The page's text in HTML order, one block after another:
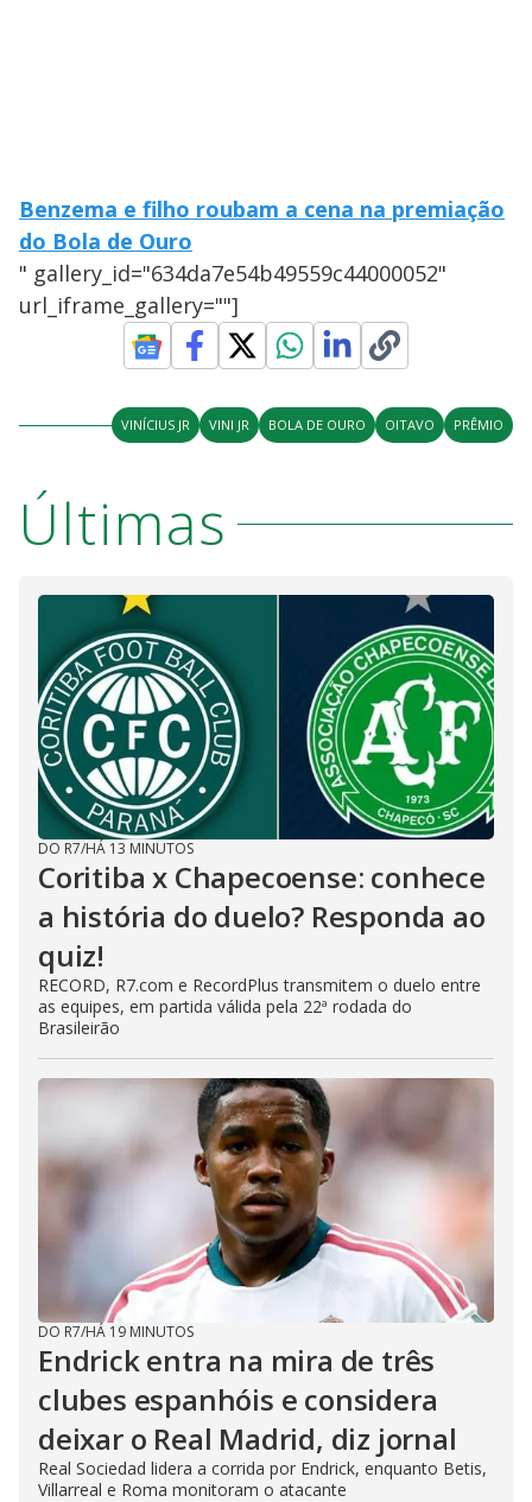
Benzema e filho roubam a cena na premiação
do Bola de Ouro
" gallery_id="634da7e54b49559c44000052"
url_iframe_gallery=""]
VINÍCIUS JR VINI JR BOLA DE OURO OITAVO PRÊMIO
Últimas
DO R7/HÁ 13 MINUTOS
Coritiba x Chapecoense: conhece
a história do duelo? Responda ao
quiz!
RECORD, R7.com e RecordPlus transmitem o duelo entre
as equipes, em partida válida pela 22ª rodada do
Brasileirão
DO R7/HÁ 19 MINUTOS
Endrick entra na mira de três
clubes espanhóis e considera
deixar o Real Madrid, diz jornal
Real Sociedad lidera a corrida por Endrick, enquanto Betis,
Villarreal e Roma monitoram o atacante